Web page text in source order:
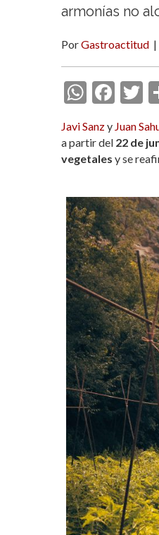
armonías no
PorGastroactitud |
W
at
s
p
p
F
e
b
o
k
T
Javi Sanzy Juan
a partir del 22 de
vegetales y se